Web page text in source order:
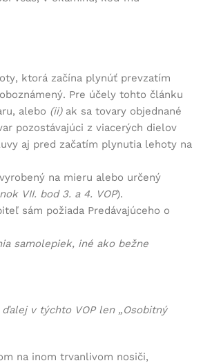
ktorá začína plynúť prevzatím
Pre účely tohto článku
alebo (ii)ak sa tovary objednané
pozostávajúci z viacerých dielov
aj pred začatím plynutia lehoty na
na mieru alebo určený
VII. bod 3. a 4. VOP).
sám požiada Predávajúceho o
samolepiek, iné ako bežne
v týchto VOP len „Osobitný
na inom trvanlivom nosiči,